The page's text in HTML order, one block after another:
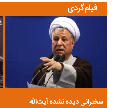
فیلم‌گردی
سخنرانی دیده نشده آیت‌الله